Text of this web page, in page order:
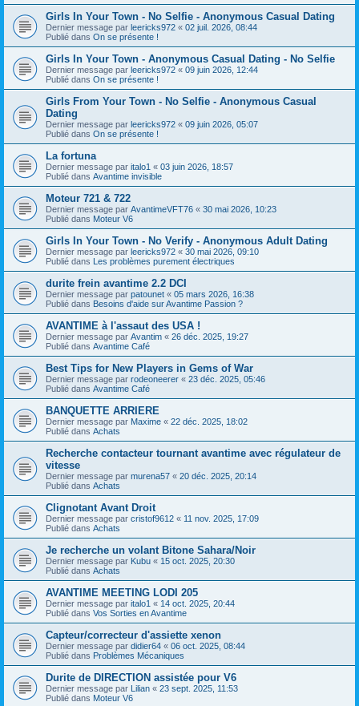
Girls In Your Town - No Selfie - Anonymous Casual Dating
Dernier message par leericks972 « 02 juil. 2026, 08:44
Publié dans On se présente !
Girls In Your Town - Anonymous Casual Dating - No Selfie
Dernier message par leericks972 « 09 juin 2026, 12:44
Publié dans On se présente !
Girls From Your Town - No Selfie - Anonymous Casual
Dating
Dernier message par leericks972 « 09 juin 2026, 05:07
Publié dans On se présente !
La fortuna
Dernier message par italo1 « 03 juin 2026, 18:57
Publié dans Avantime invisible
Moteur 721 & 722
Dernier message par AvantimeVFT76 « 30 mai 2026, 10:23
Publié dans Moteur V6
Girls In Your Town - No Verify - Anonymous Adult Dating
Dernier message par leericks972 « 30 mai 2026, 09:10
Publié dans Les problèmes purement électriques
durite frein avantime 2.2 DCI
Dernier message par patounet « 05 mars 2026, 16:38
Publié dans Besoins d'aide sur Avantime Passion ?
AVANTIME à l'assaut des USA !
Dernier message par Avantim « 26 déc. 2025, 19:27
Publié dans Avantime Café
Best Tips for New Players in Gems of War
Dernier message par rodeoneerer « 23 déc. 2025, 05:46
Publié dans Avantime Café
BANQUETTE ARRIERE
Dernier message par Maxime « 22 déc. 2025, 18:02
Publié dans Achats
Recherche contacteur tournant avantime avec régulateur de
vitesse
Dernier message par murena57 « 20 déc. 2025, 20:14
Publié dans Achats
Clignotant Avant Droit
Dernier message par cristof9612 « 11 nov. 2025, 17:09
Publié dans Achats
Je recherche un volant Bitone Sahara/Noir
Dernier message par Kubu « 15 oct. 2025, 20:30
Publié dans Achats
AVANTIME MEETING LODI 205
Dernier message par italo1 « 14 oct. 2025, 20:44
Publié dans Vos Sorties en Avantime
Capteur/correcteur d'assiette xenon
Dernier message par didier64 « 06 oct. 2025, 08:44
Publié dans Problèmes Mécaniques
Durite de DIRECTION assistée pour V6
Dernier message par Lilian « 23 sept. 2025, 11:53
Publié dans Moteur V6